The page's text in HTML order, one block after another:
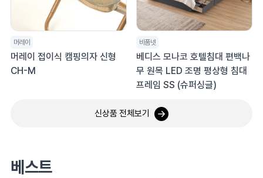
머레이
머레이 접이식 캠핑의자 신형
CH-M
비품넷
베디스 모나코 호텔침대 편백나
무 원목 LED 조명 평상형 침대
프레임 SS (슈퍼싱글)
신상품 전체보기
베스트